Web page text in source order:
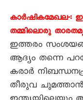
കാർഷികമേഖല-:
തമ്മിലൊരു
ഇത്തരം
ആദ്യം തന്നെ
കരാർ
തീരുവ